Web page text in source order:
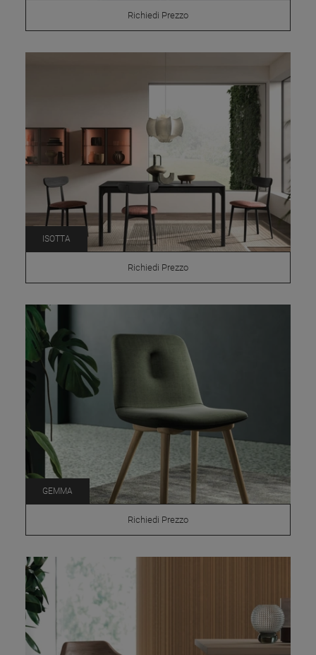
Richiedi Prezzo
ISOTTA
Richiedi Prezzo
GEMMA
Richiedi Prezzo